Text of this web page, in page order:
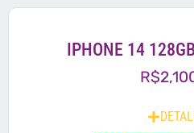
IPHONE 14
R$